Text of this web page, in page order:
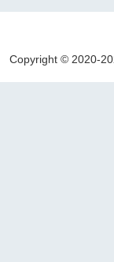
Copyright © 2020-